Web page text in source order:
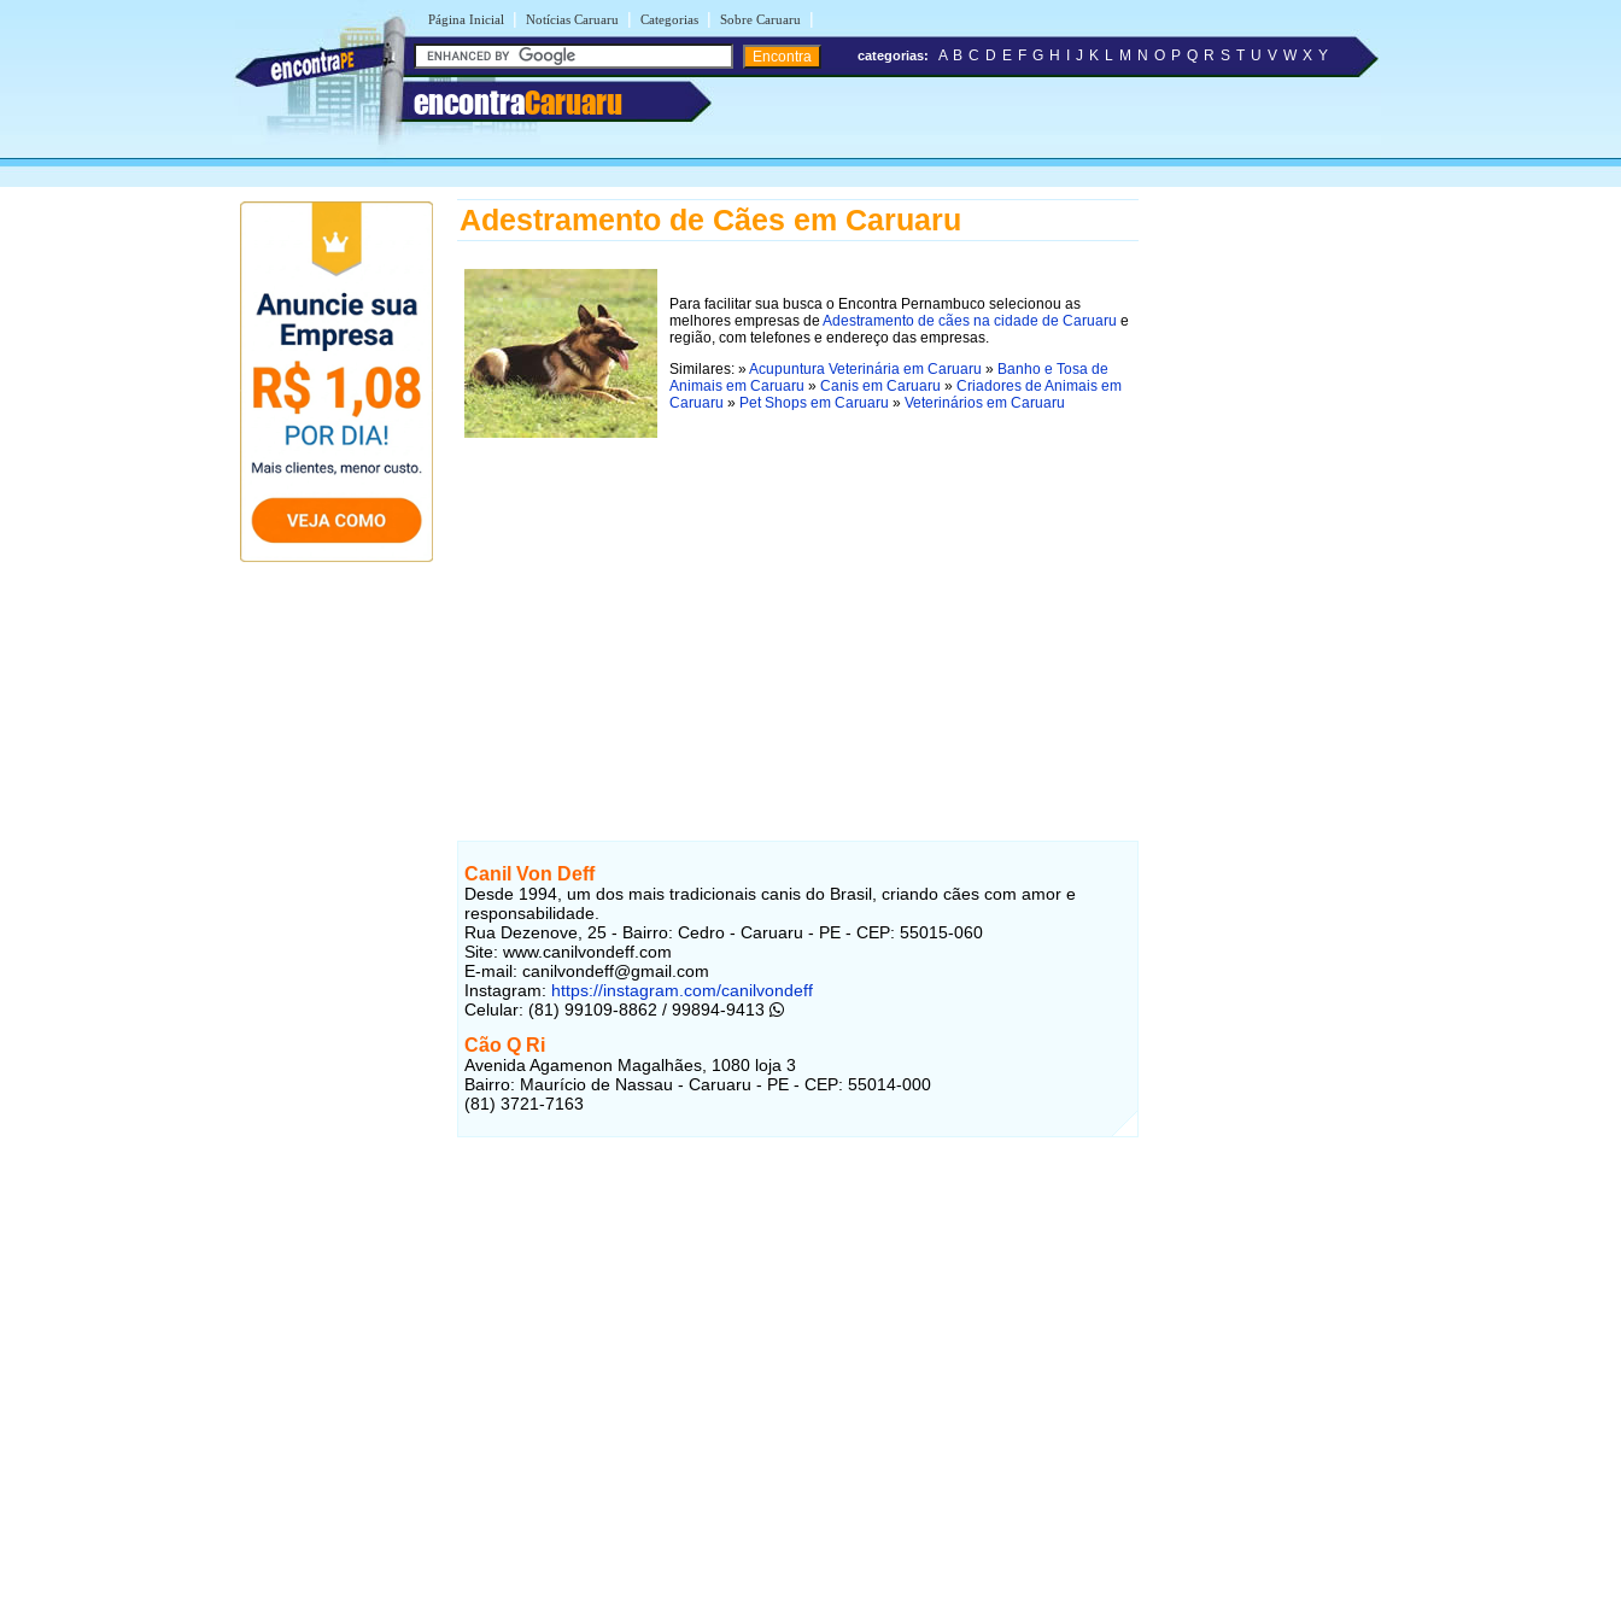
Página Inicial | Notícias Caruaru | Categorias | Sobre Caruaru |
encontraCaruaru
categorias: A B C D E F G H J K L M N O P Q R S T U V W X Y
Adestramento de Cães em Caruaru
Para facilitar sua busca o Encontra Pernambuco selecionou as
melhores empresas de Adestramento de cães na cidade de Caruaru e
região, com telefones e endereço das empresas.
Similares: »Acupuntura Veterinária em Caruaru » Banho e Tosa de
Animais em Caruaru » Canis em Caruaru » Criadores de Animais em
Caruaru » Pet Shops em Caruaru » Veterinários em Caruaru
Canil Von Deff
Desde 1994, um dos mais tradicionais canis do Brasil, criando cães com amor e
responsabilidade.
Rua Dezenove, 25 - Bairro: Cedro - Caruaru - PE - CEP: 55015-060
Site: www.canilvondeff.com
E-mail: canilvondeff@gmail.com
Instagram: https://instagram.com/canilvondeff
Celular: (81) 99109-8862 / 99894-9413
Cão Q Ri
Avenida Agamenon Magalhães, 1080 loja 3
Bairro: Maurício de Nassau - Caruaru - PE - CEP: 55014-000
(81) 3721-7163